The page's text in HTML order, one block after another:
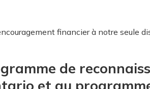
financier à notre seule
de
et au